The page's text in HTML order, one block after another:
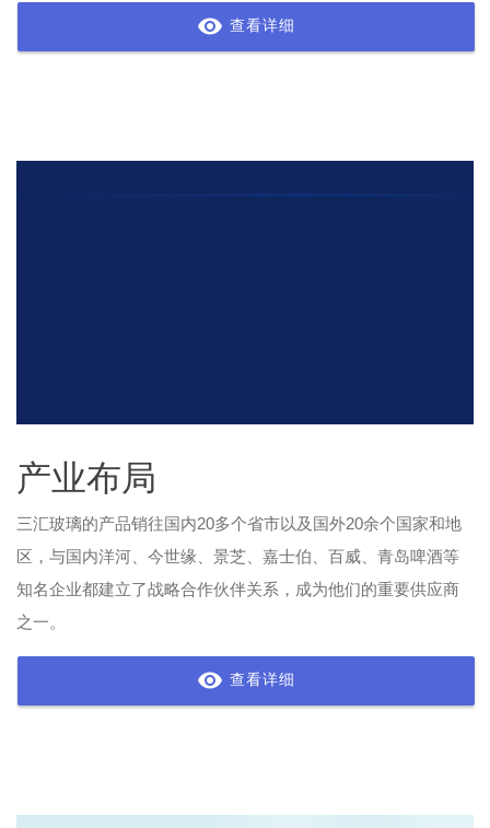
查看详细
产业布局
三汇玻璃的产品销往国内20多个省市以及国外20余个国家和地
区，与国内洋河、今世缘、景芝、嘉士伯、百威、青岛啤酒等
知名企业都建立了战略合作伙伴关系，成为他们的重要供应商
之一。
查看详细